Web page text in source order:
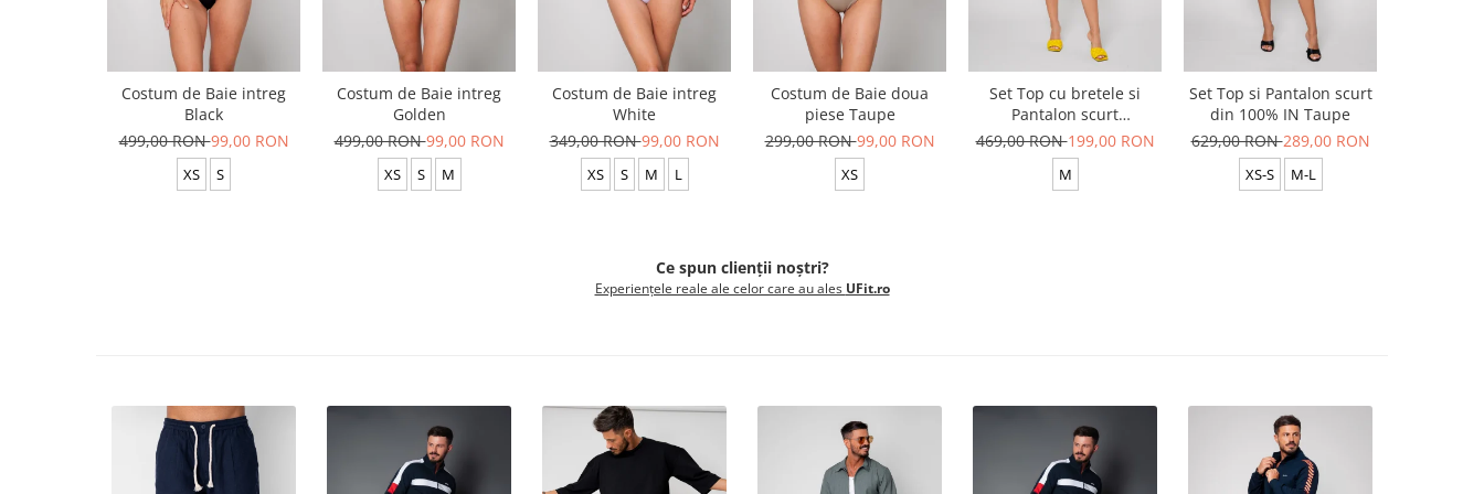
Costum de Baie intreg
Black
499,00 RON99,00 RON
XS S
Costum de Baie intreg
Golden
499,00 RON99,00 RON
XS S M
Costum de Baie intreg
White
349,00 RON99,00 RON
XS S M L
Costum de Baie doua
piese Taupe
299,00 RON99,00 RON
XS
Set Top cu bretele si
Pantalon scurt
Yellow/White
469,00 RON199,00 RON
M
Set Top si Pantalon scurt
din 100% IN Taupe
629,00 RON289,00 RON
XS-S M-L
Ce spun clienții noștri?
Experiențele reale ale celor care au ales UFit.ro